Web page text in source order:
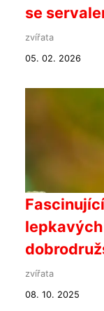
se
zvířata
05. 02. 2026
zvířata
08. 10. 2025